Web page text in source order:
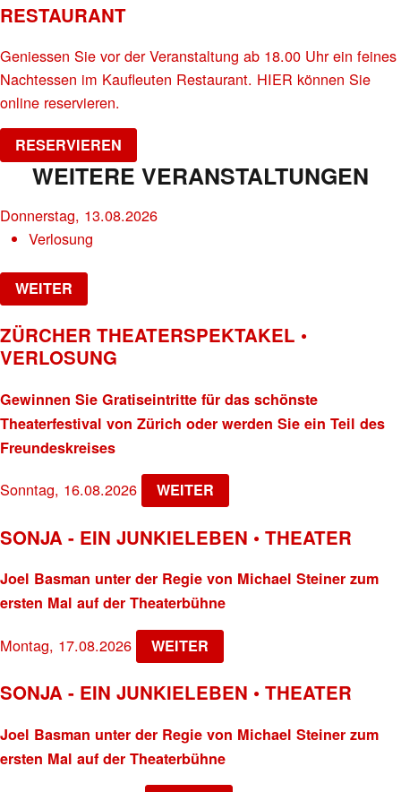
RESTAURANT
Geniessen Sie vor der Veranstaltung ab 18.00 Uhr ein feines
Nachtessen im Kaufleuten Restaurant. HIER können Sie
online reservieren.
RESERVIEREN
WEITERE VERANSTALTUNGEN
Donnerstag, 13.08.2026
Verlosung
WEITER
ZÜRCHER THEATERSPEKTAKEL •
VERLOSUNG
Gewinnen Sie Gratiseintritte für das schönste
Theaterfestival von Zürich oder werden Sie ein Teil des
Freundeskreises
Sonntag, 16.08.2026 WEITER
SONJA - EIN JUNKIELEBEN • THEATER
Joel Basman unter der Regie von Michael Steiner zum
ersten Mal auf der Theaterbühne
Montag, 17.08.2026 WEITER
SONJA - EIN JUNKIELEBEN • THEATER
Joel Basman unter der Regie von Michael Steiner zum
ersten Mal auf der Theaterbühne